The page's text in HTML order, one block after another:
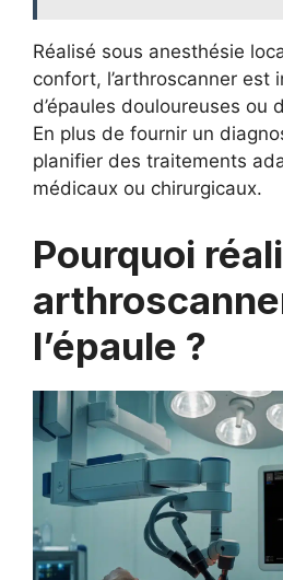
Réalisé sous anesthésie
confort, l’arthroscanner est
d’épaules douloureuses ou
En plus de fournir un
planifier des traitements
médicaux ou chirurgicaux.
Pourquoi
l’épaule ?